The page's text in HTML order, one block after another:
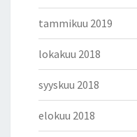
tammikuu 2019
lokakuu 2018
syyskuu 2018
elokuu 2018